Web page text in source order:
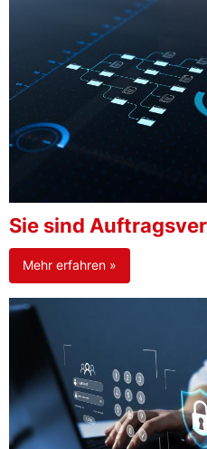
Sie sind
Mehr erfahren »